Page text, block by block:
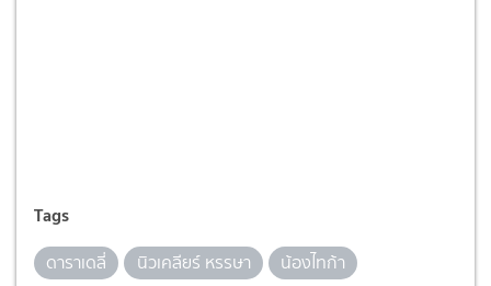
Tags
ดาราเดลี่ นิวเคลียร์ หรรษา น้องไทก้า